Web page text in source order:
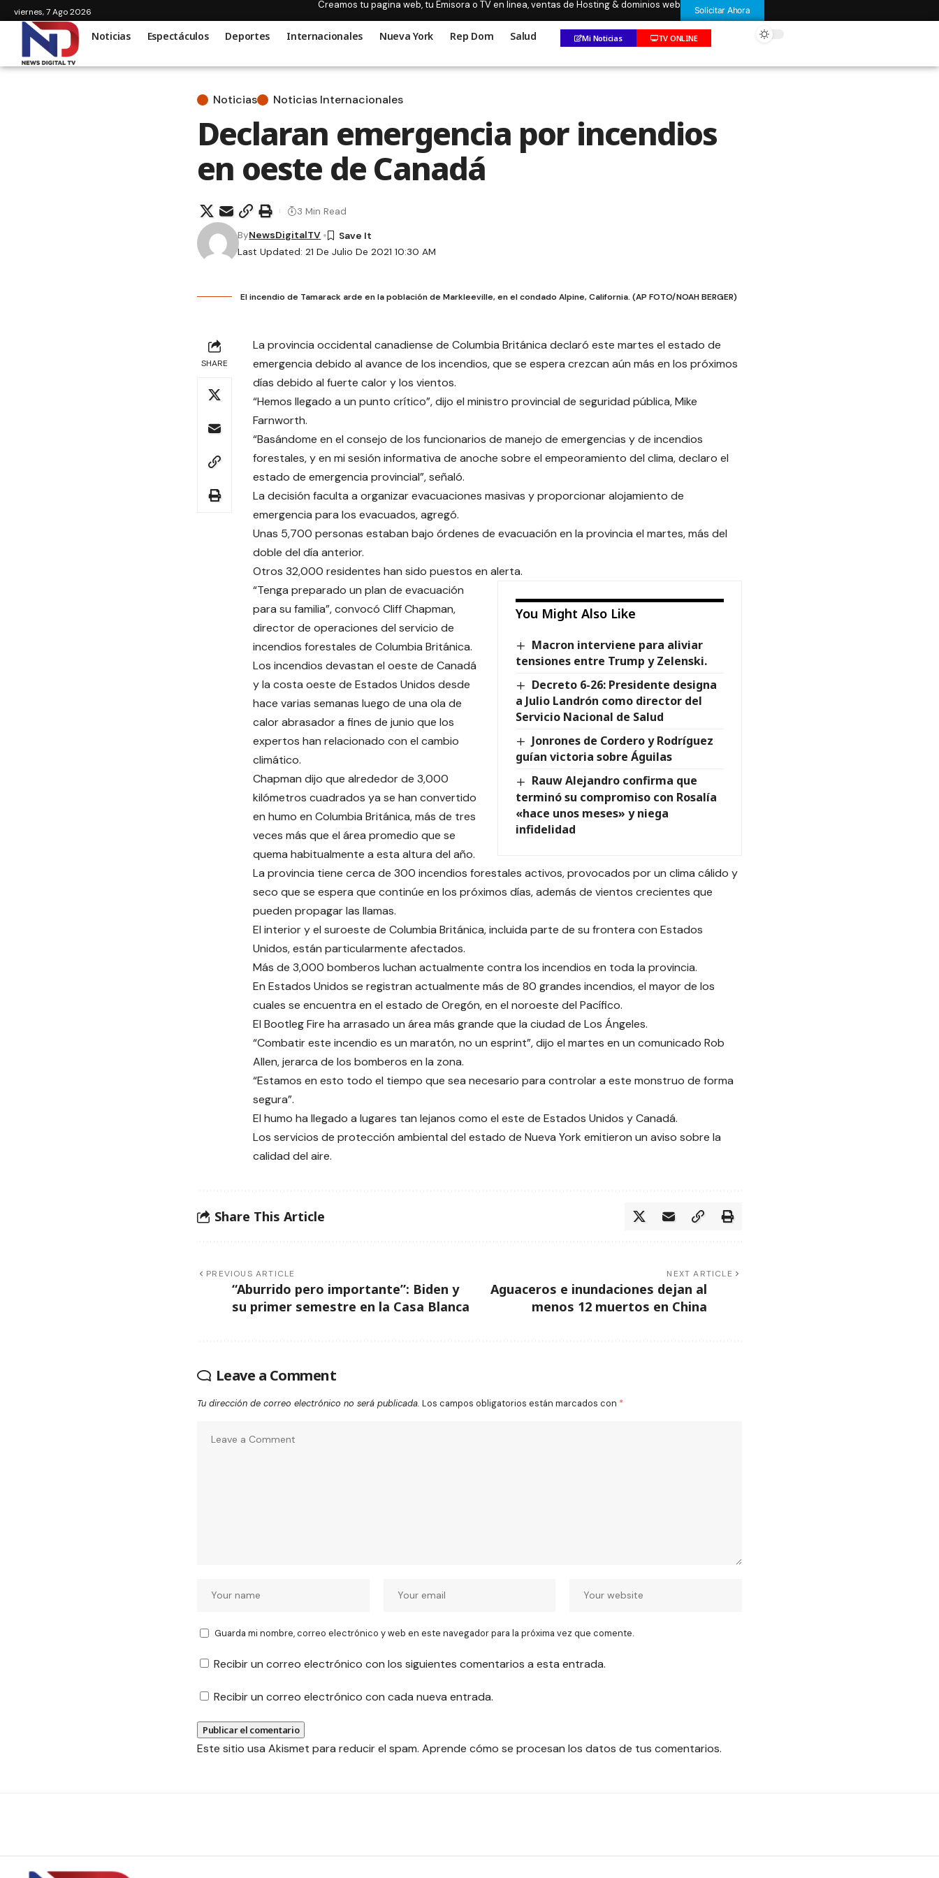
viernes, 7 Ago 2026
Creamos tu pagina web, tu Emisora o TV en linea, ventas de Hosting & dominios web Solicitar Ahora
Noticias Espectáculos Deportes Internacionales Nueva York Rep Dom Salud Mi Noticias TV ONLINE
Noticias Noticias Internacionales
Declaran emergencia por incendios
en oeste de Canadá
Last Updated: 21 De Julio De 2021 10:30 AM
ByNewsDigitalTV
3 Min Read
El incendio de Tamarack arde en la población de Markleeville, en el condado Alpine, California. (AP FOTO/NOAH BERGER)
SHARE
La provincia occidental canadiense de Columbia Británica declaró este martes el estado de
emergencia debido al avance de los incendios, que se espera crezcan aún más en los próximos
días debido al fuerte calor y los vientos.
“Hemos llegado a un punto crítico”, dijo el ministro provincial de seguridad pública, Mike
Farnworth.
“Basándome en el consejo de los funcionarios de manejo de emergencias y de incendios
forestales, y en mi sesión informativa de anoche sobre el empeoramiento del clima, declaro el
estado de emergencia provincial”, señaló.
La decisión faculta a organizar evacuaciones masivas y proporcionar alojamiento de
emergencia para los evacuados, agregó.
Unas 5,700 personas estaban bajo órdenes de evacuación en la provincia el martes, más del
doble del día anterior.
Otros 32,000 residentes han sido puestos en alerta.
You Might Also Like
Macron interviene para aliviar
tensiones entre Trump y Zelenski.
Decreto 6-26: Presidente designa
a Julio Landrón como director del
Servicio Nacional de Salud
Jonrones de Cordero y Rodríguez
guían victoria sobre Águilas
Rauw Alejandro confirma que
terminó su compromiso con Rosalía
«hace unos meses» y niega
infidelidad
“Tenga preparado un plan de evacuación
para su familia”, convocó Cliff Chapman,
director de operaciones del servicio de
incendios forestales de Columbia Británica.
Los incendios devastan el oeste de Canadá
y la costa oeste de Estados Unidos desde
hace varias semanas luego de una ola de
calor abrasador a fines de junio que los
expertos han relacionado con el cambio
climático.
Chapman dijo que alrededor de 3,000
kilómetros cuadrados ya se han convertido
en humo en Columbia Británica, más de tres
veces más que el área promedio que se
quema habitualmente a esta altura del año.
La provincia tiene cerca de 300 incendios forestales activos, provocados por un clima cálido y
seco que se espera que continúe en los próximos días, además de vientos crecientes que
pueden propagar las llamas.
El interior y el suroeste de Columbia Británica, incluida parte de su frontera con Estados
Unidos, están particularmente afectados.
Más de 3,000 bomberos luchan actualmente contra los incendios en toda la provincia.
En Estados Unidos se registran actualmente más de 80 grandes incendios, el mayor de los
cuales se encuentra en el estado de Oregón, en el noroeste del Pacífico.
El Bootleg Fire ha arrasado un área más grande que la ciudad de Los Ángeles.
“Combatir este incendio es un maratón, no un esprint”, dijo el martes en un comunicado Rob
Allen, jerarca de los bomberos en la zona.
“Estamos en esto todo el tiempo que sea necesario para controlar a este monstruo de forma
segura”.
El humo ha llegado a lugares tan lejanos como el este de Estados Unidos y Canadá.
Los servicios de protección ambiental del estado de Nueva York emitieron un aviso sobre la
calidad del aire.
Share This Article
PREVIOUS ARTICLE
“Aburrido pero importante”: Biden y
su primer semestre en la Casa Blanca
NEXT ARTICLE
Aguaceros e inundaciones dejan al
menos 12 muertos en China
Leave a Comment
Tu dirección de correo electrónico no será publicada. Los campos obligatorios están marcados con *
Guarda mi nombre, correo electrónico y web en este navegador para la próxima vez que comente.
Recibir un correo electrónico con los siguientes comentarios a esta entrada.
Recibir un correo electrónico con cada nueva entrada.
Este sitio usa Akismet para reducir el spam. Aprende cómo se procesan los datos de tus comentarios.